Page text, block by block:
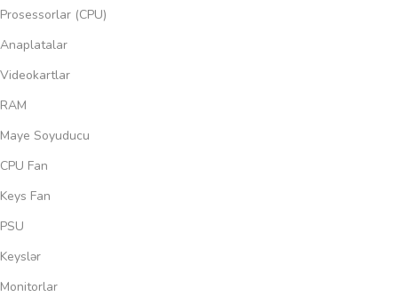
Prosessorlar (CPU)
Anaplatalar
Videokartlar
RAM
Maye Soyuducu
CPU Fan
Keys Fan
PSU
Keyslər
Monitorlar